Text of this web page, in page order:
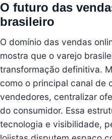
O futuro das
brasileiro
O domínio das vendas
mostra que o varejo
transformação definitiva.
como o principal canal de
vendedores, centralizar
do consumidor. Essa
tecnologia e visibilidade,